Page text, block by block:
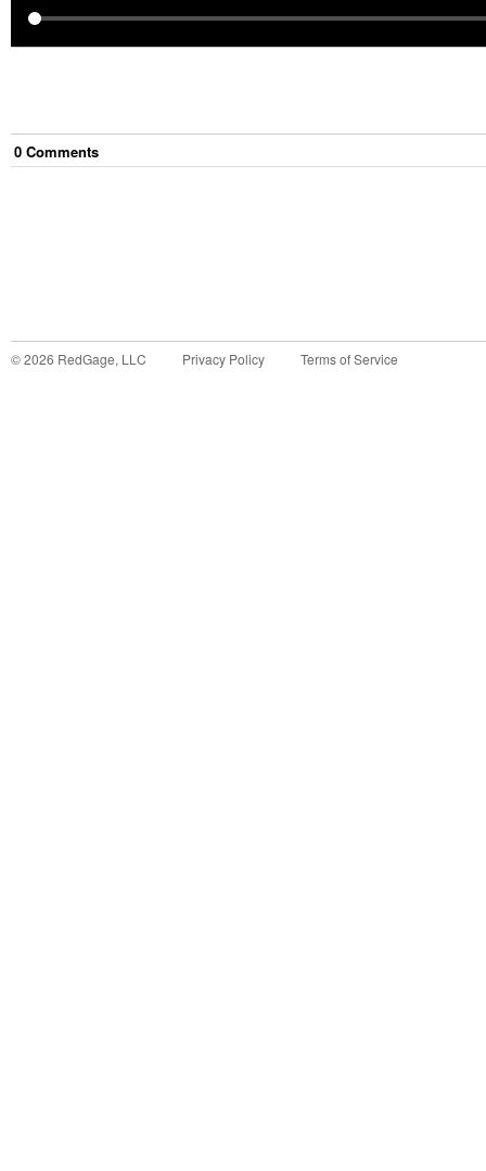
0 Comments
©2026 RedGage, LLC Privacy Policy Terms of Service